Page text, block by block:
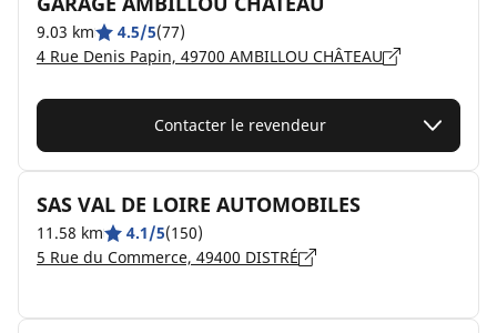
9.03 km 4.5/5(77)
4 Rue Denis Papin, 49700 AMBILLOU CHÂTEAU
Contacter le revendeur
SAS VAL DE LOIRE AUTOMOBILES
11.58 km 4.1/5(150)
5 Rue du Commerce, 49400 DISTRÉ